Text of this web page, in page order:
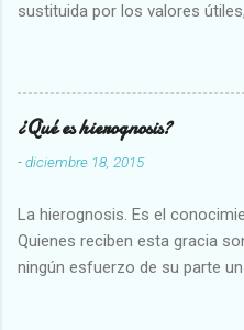
sustituida por los valores
Abundante-Escaso,etc 2
Vulgar Enérgico-Inerte Fuerte-
Intelectuales Conocimiento-
Evidente-Probable,etc b)
malvado Justo-Injusto
Armonioso-Inarmonioso 4
¿Qué es hierognosis?
-diciembre 18, 2015
La hierognosis. Es el
Quienes reciben esta gracia
ningún esfuerzo de su parte